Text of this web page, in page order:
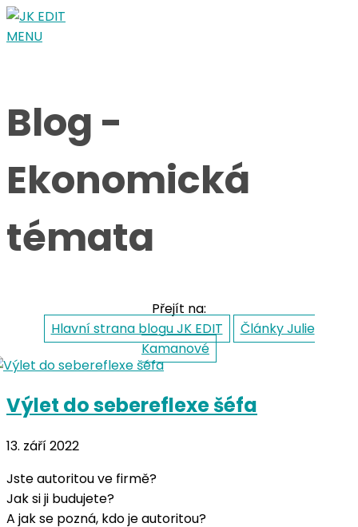
Blog -
Ekonomická
témata
Přejít na:
Hlavní strana blogu JK EDIT
Články Julie
Kamanové
Výlet do sebereflexe šéfa
13. září 2022
Jste autoritou ve firmě?
Jak si ji budujete?
A jak se pozná, kdo je autoritou?